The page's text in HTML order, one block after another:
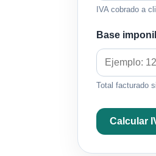
IVA cobrado a
Base
Total facturado
Calcular